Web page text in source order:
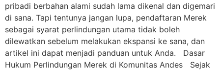
pribadi berbahan alami sudah lama dikenal dan digemari
di sana. Tapi tentunya jangan lupa, pendaftaran Merek
sebagai syarat perlindungan utama tidak boleh
dilewatkan sebelum melakukan ekspansi ke sana, dan
artikel ini dapat menjadi panduan untuk Anda. Dasar
Hukum Perlindungan Merek di Komunitas Andes Sejak